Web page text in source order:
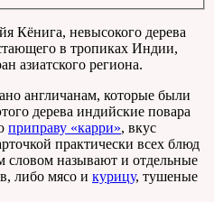
Кёнига, невысокого дерева
в тропиках Индии,
азиатского региона.
англичанам, которые были
дерева индийские повара
приправу «карри», вкус
практически всех блюд
словом называют и отдельные
либо мясо и курицу, тушеные